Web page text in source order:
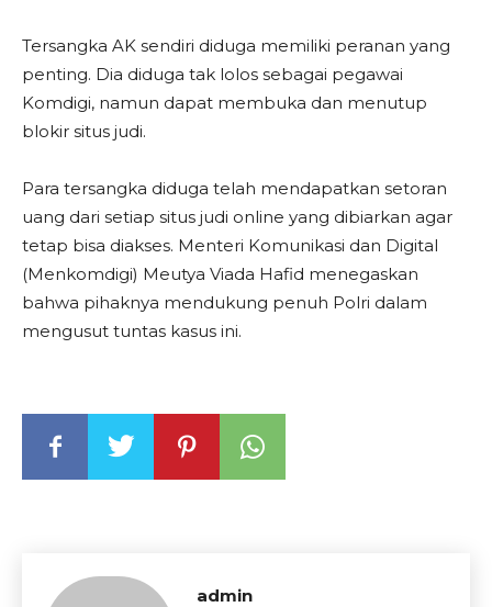
Tersangka AK sendiri diduga memiliki peranan yang
penting. Dia diduga tak lolos sebagai pegawai
Komdigi, namun dapat membuka dan menutup
blokir situs judi.
Para tersangka diduga telah mendapatkan setoran
uang dari setiap situs judi online yang dibiarkan agar
tetap bisa diakses. Menteri Komunikasi dan Digital
(Menkomdigi) Meutya Viada Hafid menegaskan
bahwa pihaknya mendukung penuh Polri dalam
mengusut tuntas kasus ini.
admin